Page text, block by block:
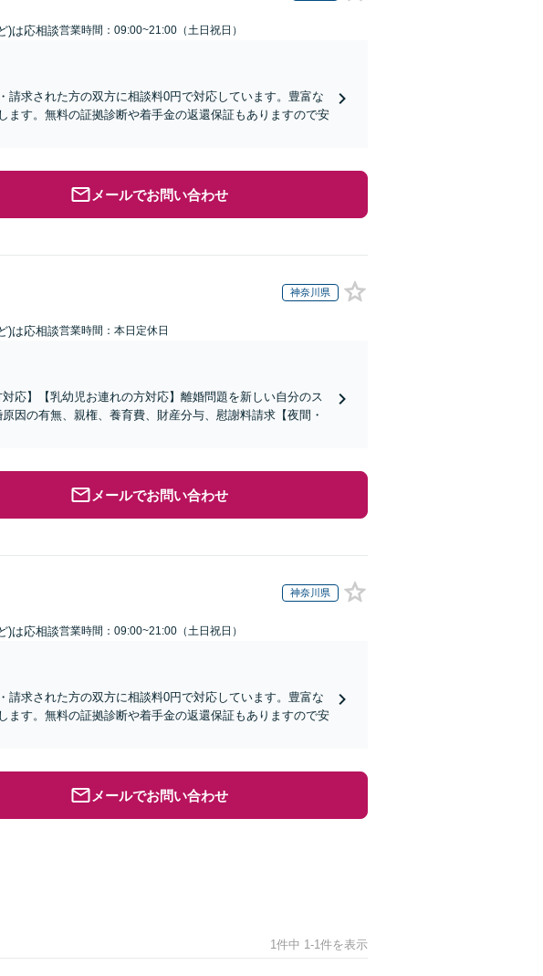
)は応相談営業時間：09:00~21:00（土日祝日）
請求された方の双方に相談料0円で対応しています。豊富な
す。無料の証拠診断や着手金の返還保証もありますので安
メールでお問い合わせ
神奈川県
)は応相談営業時間：本日定休日
応】【乳幼児お連れの方対応】離婚問題を新しい自分のス
因の有無、親権、養育費、財産分与、慰謝料請求【夜間・
メールでお問い合わせ
神奈川県
)は応相談営業時間：09:00~21:00（土日祝日）
請求された方の双方に相談料0円で対応しています。豊富な
す。無料の証拠診断や着手金の返還保証もありますので安
メールでお問い合わせ
1件中 1-1件を表示